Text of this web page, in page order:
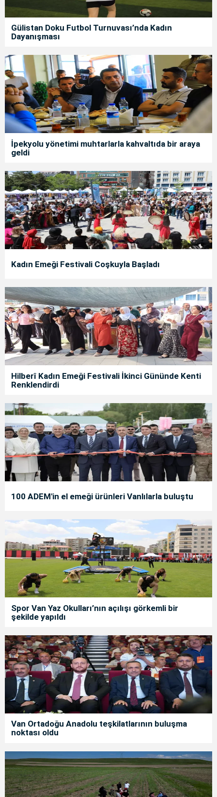
Gülistan Doku Futbol Turnuvası’nda Kadın
Dayanışması
İpekyolu yönetimi muhtarlarla kahvaltıda bir araya
geldi
Kadın Emeği Festivali Coşkuyla Başladı
Hilberî Kadın Emeği Festivali İkinci Gününde Kenti
Renklendirdi
100 ADEM'in el emeği ürünleri Vanlılarla buluştu
Spor Van Yaz Okulları’nın açılışı görkemli bir
şekilde yapıldı
Van Ortadoğu Anadolu teşkilatlarının buluşma
noktası oldu